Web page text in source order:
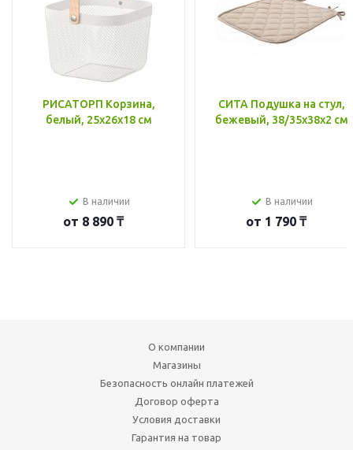
РИСАТОРП Корзина,
белый, 25x26x18 см
В наличии
от 8 890 ₸
СИТА Подушка на стул,
бежевый, 38/35x38x2 см
В наличии
от 1 790 ₸
О компании
Магазины
Безопасность онлайн платежей
Договор оферта
Условия доставки
Гарантия на товар